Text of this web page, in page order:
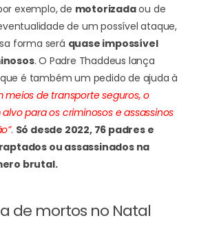
exemplo, de motorizadaou de
de um possível ataque,
forma será quase impossível
. O Padre Thaddeus lança
é também um pedido de ajuda à
meios de transporte seguros, o
para os criminosos e assassinos
. Só desde 2022, 76 padres e
ou assassinados na
brutal.
de mortos no Natal